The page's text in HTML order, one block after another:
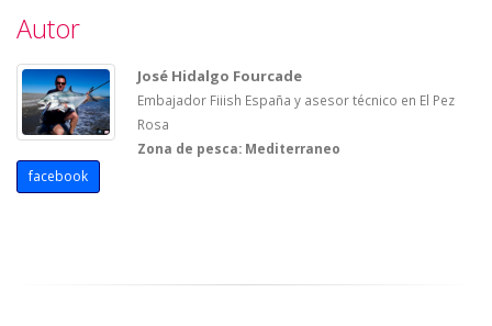
Autor
José Hidalgo Fourcade
Embajador Fiiish España y asesor técnico en El Pez
Rosa
Zona de pesca: Mediterraneo
facebook